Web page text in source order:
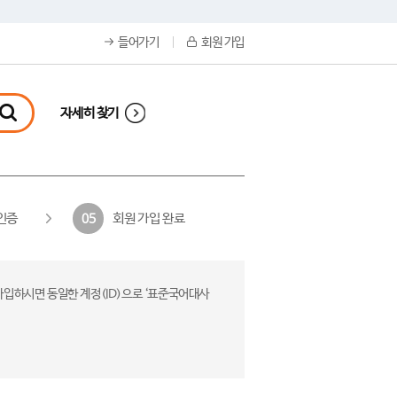
들어가기 회원 가입
자세히 찾기
증 05 회원 가입 완료
하시면 동일한 계정(ID)으로 ‘표준국어대사